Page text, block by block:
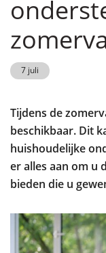
7 juli
Tijdens de
beschikbaar. Dit
huishoudelijke
er alles aan om u
bieden die u